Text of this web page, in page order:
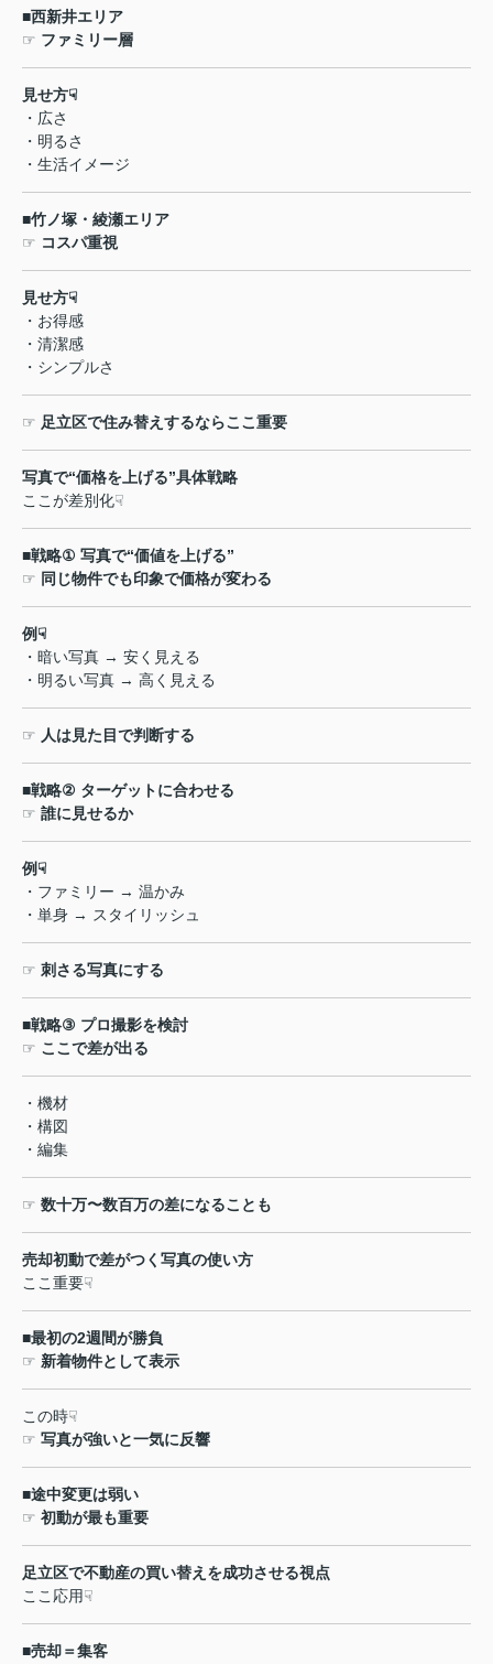
■西新井エリア
☞ ファミリー層
見せ方☟
・広さ
・明るさ
・生活イメージ
■竹ノ塚・綾瀬エリア
☞ コスパ重視
見せ方☟
・お得感
・清潔感
・シンプルさ
☞ 足立区で住み替えするならここ重要
写真で“価格を上げる”具体戦略
ここが差別化☟
■戦略① 写真で“価値を上げる”
☞ 同じ物件でも印象で価格が変わる
例☟
・暗い写真 → 安く見える
・明るい写真 → 高く見える
☞ 人は見た目で判断する
■戦略② ターゲットに合わせる
☞ 誰に見せるか
例☟
・ファミリー → 温かみ
・単身 → スタイリッシュ
☞ 刺さる写真にする
■戦略③ プロ撮影を検討
☞ ここで差が出る
・機材
・構図
・編集
☞ 数十万〜数百万の差になることも
売却初動で差がつく写真の使い方
ここ重要☟
■最初の2週間が勝負
☞ 新着物件として表示
この時☟
☞ 写真が強いと一気に反響
■途中変更は弱い
☞ 初動が最も重要
足立区で不動産の買い替えを成功させる視点
ここ応用☟
■売却＝集客